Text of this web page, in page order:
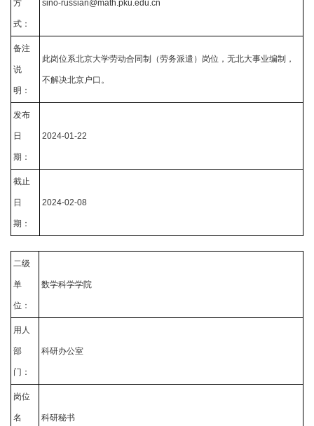
方
式：
sino-russian@math.pku.edu.cn
备注
说
明：
此岗位系北京大学劳动合同制（劳务派遣）岗位，无北大事业编制，
不解决北京户口。
发布
日
期：
2024-01-22
截止
日
期：
2024-02-08
二级
单
位：
数学科学学院
用人
部
门：
科研办公室
岗位
名 科研秘书